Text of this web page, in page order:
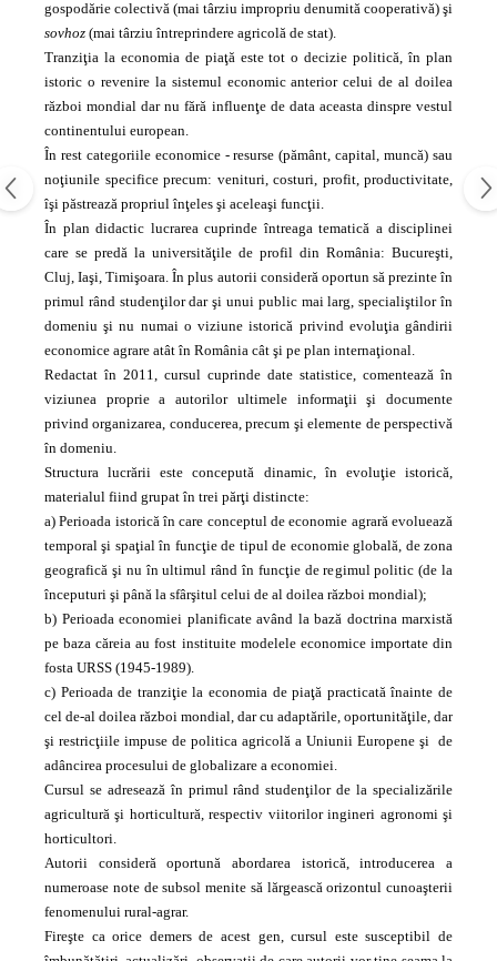
gospodărie colectivă (mai târziu impropriu denumită cooperativă) şi
sovhoz (mai târziu întreprindere agricolă de stat).
Tranziţia la economia de piaţă este tot o decizie politică, în plan
istoric o revenire la sistemul economic anterior celui de al doilea
război mondial dar nu fără influenţe de data aceasta dinspre vestul
continentului european.
În rest categoriile economice - resurse (pământ, capital, muncă) sau
noţiunile specifice precum: venituri, costuri, profit, productivitate,
îşi păstrează propriul înţeles şi aceleaşi funcţii.
În plan didactic lucrarea cuprinde întreaga tematică a disciplinei
care se predă la universităţile de profil din România: Bucureşti,
Cluj, Iaşi, Timişoara. În plus autorii consideră oportun să prezinte în
primul rând studenţilor dar şi unui public mai larg, specialiştilor în
domeniu şi nu numai o viziune istorică privind evoluţia gândirii
economice agrare atât în România cât şi pe plan internaţional.
Redactat în 2011, cursul cuprinde date statistice, comentează în
viziunea proprie a autorilor ultimele informaţii şi documente
privind organizarea, conducerea, precum şi elemente de perspectivă
în domeniu.
Structura lucrării este concepută dinamic, în evoluţie istorică,
materialul fiind grupat în trei părţi distincte:
a) Perioada istorică în care conceptul de economie agrară evoluează
temporal şi spaţial în funcţie de tipul de economie globală, de zona
geografică şi nu în ultimul rând în funcţie de regimul politic (de la
începuturi şi până la sfârşitul celui de al doilea război mondial);
b) Perioada economiei planificate având la bază doctrina marxistă
pe baza căreia au fost instituite modelele economice importate din
fosta URSS (1945-1989).
c) Perioada de tranziţie la economia de piaţă practicată înainte de
cel de-al doilea război mondial, dar cu adaptările, oportunităţile, dar
şi restricţiile impuse de politica agricolă a Uniunii Europene şi de
adâncirea procesului de globalizare a economiei.
Cursul se adresează în primul rând studenţilor de la specializările
agri­cultură şi horticultură, respectiv viitorilor ingineri agronomi şi
horticultori.
Autorii consideră oportună abordarea istorică, introducerea a
numeroase note de subsol menite să lărgească orizontul cunoaşterii
fenomenului rural-agrar.
Fireşte ca orice demers de acest gen, cursul este susceptibil de